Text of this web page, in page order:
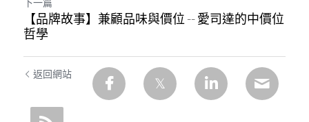
下一篇
【品牌故事】兼顧品味與價位 -- 愛司達的中價位
哲學
返回網站